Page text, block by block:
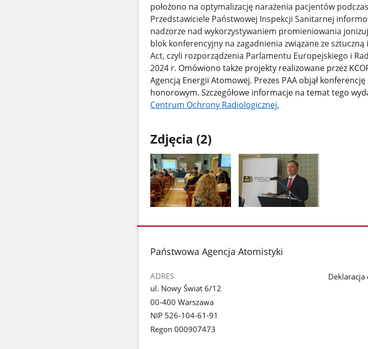
położono na optymalizację narażenia pacjentów
Przedstawiciele Państwowej Inspekcji Sanitarnej
nadzorze nad wykorzystywaniem promieniowania
blok konferencyjny na zagadnienia związane ze
Act, czyli rozporządzenia Parlamentu Europejskiego i
2024 r. Omówiono także projekty realizowane przez
Agencją Energii Atomowej. Prezes PAA objął
honorowym. Szczegółowe informacje na temat tego
Centrum Ochrony Radiologicznej.
Zdjęcia (2)
galerii.
galerii.
stopka
Państwowa Agencja Atomistyki
ADRES
ul. Nowy Świat 6/12
00-400 Warszawa
NIP 526-104-61-91
Regon 000907473
Deklaracja